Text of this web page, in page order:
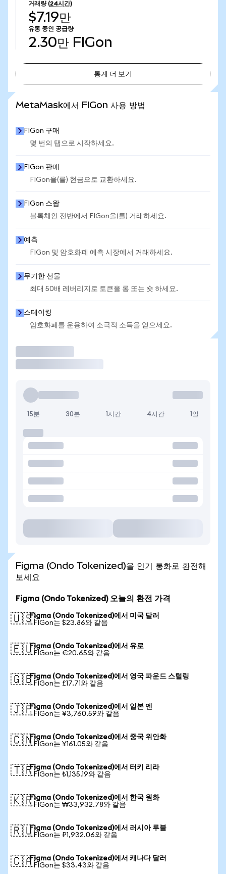
거래량 (24시간)
$7.19만
유통 중인 공급량
2.30만 FIGon
통계 더 보기
MetaMask에서 FIGon 사용 방법
FIGon 구매
몇 번의 탭으로 시작하세요.
FIGon 판매
FIGon을(를) 현금으로 교환하세요.
FIGon 스왑
블록체인 전반에서 FIGon을(를) 거래하세요.
예측
FIGon 및 암호화폐 예측 시장에서 거래하세요.
무기한 선물
최대 50배 레버리지로 토큰을 롱 또는 숏 하세요.
스테이킹
암호화폐를 운용하여 소극적 소득을 얻으세요.
15분 30분 1시간 4시간 1일
Figma (Ondo Tokenized)을 인기 통화로 환전해
보세요
Figma (Ondo Tokenized) 오늘의 환전 가격
🇺🇸Figma (Ondo Tokenized)에서 미국 달러
1 FIGon는 $23.86와 같음
🇪🇺Figma (Ondo Tokenized)에서 유로
1 FIGon는 €20.65와 같음
🇬🇧Figma (Ondo Tokenized)에서 영국 파운드 스털링
1 FIGon는 £17.71와 같음
🇯🇵Figma (Ondo Tokenized)에서 일본 엔
1 FIGon는 ¥3,760.59와 같음
🇨🇳Figma (Ondo Tokenized)에서 중국 위안화
1 FIGon는 ¥161.05와 같음
🇹🇷Figma (Ondo Tokenized)에서 터키 리라
1 FIGon는 ₺1,135.19와 같음
🇰🇷Figma (Ondo Tokenized)에서 한국 원화
1 FIGon는 ₩33,932.78와 같음
🇷🇺Figma (Ondo Tokenized)에서 러시아 루블
1 FIGon는 ₽1,932.06와 같음
🇨🇦Figma (Ondo Tokenized)에서 캐나다 달러
1 FIGon는 $33.43와 같음